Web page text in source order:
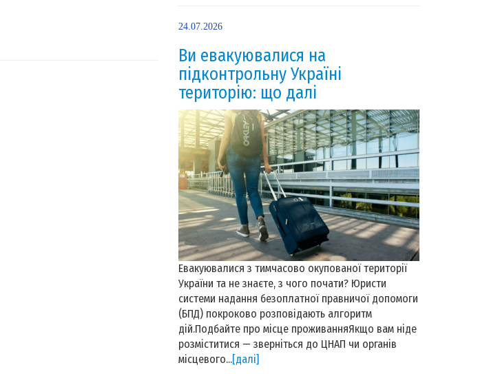
24.07.2026
Ви евакуювалися на
підконтрольну Україні
територію: що далі
Евакуювалися з тимчасово окупованої території
України та не знаєте, з чого почати? Юристи
системи надання безоплатної правничої допомоги
(БПД) покроково розповідають алгоритм
дій.Подбайте про місце проживанняЯкщо вам ніде
розміститися — зверніться до ЦНАП чи органів
місцевого...[далі]